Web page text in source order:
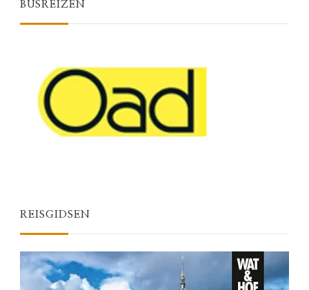
BUSREIZEN
REISGIDSEN